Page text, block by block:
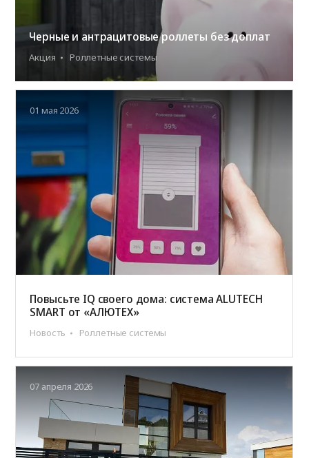
Черные и антрацитовые роллеты без доплат
Акция Роллетные системы
Повысьте IQ своего дома: система ALUTECH
SMART от «АЛЮТЕХ»
Новость Роллетные системы
01 мая 2026
07 апреля 2026